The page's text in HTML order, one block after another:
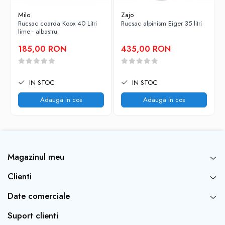
tratament hidrofobizant DWR (PFC free) lucrurile uscate.
Milo
Rucsac coarda Koox 40 Litri
lime - albastru
185,00 RON
IN STOC
Adauga in cos
Zajo
Rucsac alpinism Eiger 35 litri
435,00 RON
IN STOC
Adauga in cos
Magazinul meu
Clienti
Date comerciale
Suport clienti